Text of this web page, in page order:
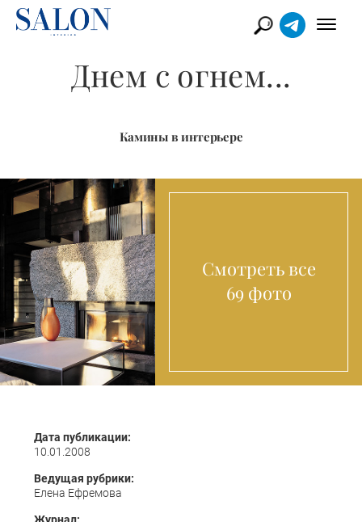
Днем с огнем...
Камины в интерьере
Смотреть все
69 фото
Дата публикации:
10.01.2008
Ведущая рубрики:
Елена Ефремова